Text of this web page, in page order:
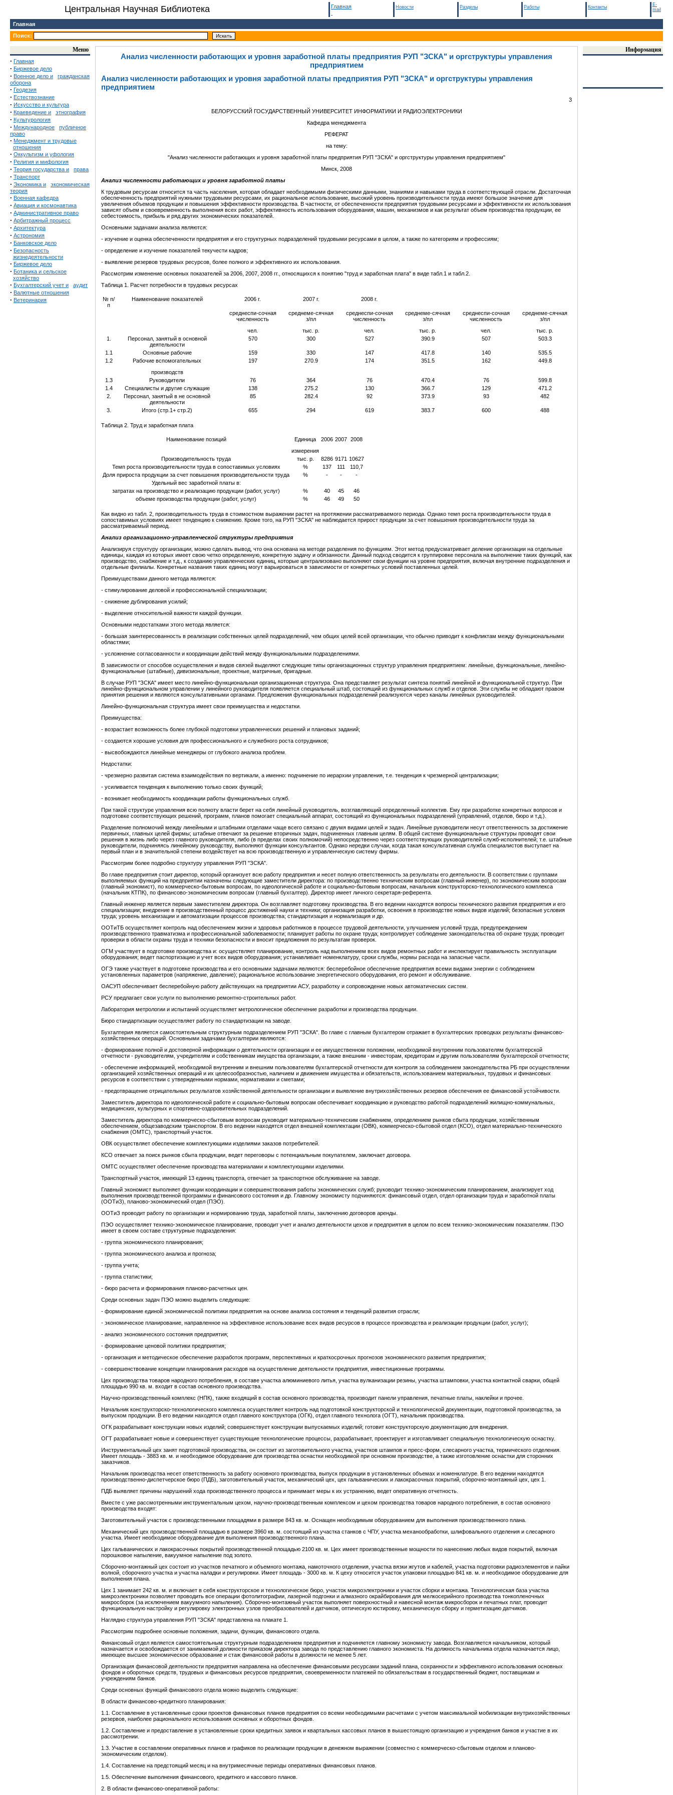
Центральная Научная Библиотека Главная Новости Разделы Работы Контакты
E-
mail
Главная
Поиск:
Меню
· Главная
· Биржевое дело
· Военное дело и
гражданская
оборона
· Геодезия
· Естествознание
· Искусство и культура
· Краеведение и этнография
· Культурология
· Международное
публичное
право
· Менеджмент и трудовые
отношения
· Оккультизм и уфология
· Религия и мифология
· Теория государства и права
· Транспорт
· Экономика и
экономическая
теория
· Военная кафедра
· Авиация и космонавтика
· Административное право
· Арбитражный процесс
· Архитектура
· Астрономия
· Банковское дело
· Безопасность
жизнедеятельности
· Биржевое дело
· Ботаника и сельское
хозяйство
· Бухгалтерский учет и аудит
· Валютные отношения
· Ветеринария
Анализ численности работающих и уровня заработной платы предприятия РУП "ЗСКА" и оргструктуры управления
предприятием
Анализ численности работающих и уровня заработной платы предприятия РУП "ЗСКА" и оргструктуры управления
предприятием
3
БЕЛОРУССКИЙ ГОСУДАРСТВЕННЫЙ УНИВЕРСИТЕТ ИНФОРМАТИКИ И РАДИОЭЛЕКТРОНИКИ
Кафедра менеджмента
РЕФЕРАТ
на тему:
"Анализ численности работающих и уровня заработной платы предприятия РУП "ЗСКА" и оргструктуры управления предприятием"
Минск, 2008
Анализ численности работающих и уровня заработной платы
К трудовым ресурсам относится та часть населения, которая обладает необходимыми физическими данными, знаниями и навыками труда в соответствующей отрасли. Достаточная
обеспеченность предприятий нужными трудовыми ресурсами, их рациональное использование, высокий уровень производительности труда имеют большое значение для
увеличения объемов продукции и повышения эффективности производства. В частности, от обеспеченности предприятия трудовыми ресурсами и эффективности их использования
зависят объем и своевременность выполнения всех работ, эффективность использования оборудования, машин, механизмов и как результат объем производства продукции, ее
себестоимость, прибыль и ряд других экономических показателей.
Основными задачами анализа являются:
- изучение и оценка обеспеченности предприятия и его структурных подразделений трудовыми ресурсами в целом, а также по категориям и профессиям;
- определение и изучение показателей текучести кадров;
- выявление резервов трудовых ресурсов, более полного и эффективного их использования.
Рассмотрим изменение основных показателей за 2006, 2007, 2008 гг., относящихся к понятию "труд и заработная плата" в виде табл.1 и табл.2.
Таблица 1. Расчет потребности в трудовых ресурсах
№ п/
п
Наименование показателей 2006 г. 2007 г. 2008 г.
среднеспи-сочная
численность
чел.
среднеме-сячная
з/пл
тыс. р.
среднеспи-сочная
численность
чел.
среднеме-сячная
з/пл
тыс. р.
среднеспи-сочная
численность
чел.
среднеме-сячная
з/пл
тыс. р.
1.
Персонал, занятый в основной
деятельности
570 300 527 390.9 507 503.3
1.1 Основные рабочие 159 330 147 417.8 140
535.5
1.2
Рабочие вспомогательных
производств
197 270.9 174 351.5 162 449.8
1.3 Руководители 76 364 76 470.4 76
599.8
1.4
Специалисты и другие служащие 138 275.2 130 366.7 129
471.2
2.
Персонал, занятый в не основной
деятельности
85 282.4 92 373.9 93 482
3. Итого (стр.1+ стр.2) 655 294 619 383.7 600 488
Таблица 2. Труд и заработная плата
Наименование позиций
Единица
измерения
2006 2007 2008
Производительность труда тыс. р. 8286 9171 10627
Темп роста производительности труда в сопоставимых условиях
% 137 111
110,7
Доля прироста продукции за счет повышения производительности труда
% - -
-
Удельный вес заработной платы в:
затратах на производство и реализацию продукции (работ, услуг)
% 40 45
46
объеме производства продукции (работ, услуг)
% 46 49 50
Как видно из табл. 2, производительность труда в стоимостном выражении растет на протяжении рассматриваемого периода. Однако темп роста производительности труда в
сопоставимых условиях имеет тенденцию к снижению. Кроме того, на РУП "ЗСКА" не наблюдается прирост продукции за счет повышения производительности труда за
рассматриваемый период.
Анализ организационно-управленческой структуры предприятия
Анализируя структуру организации, можно сделать вывод, что она основана на методе разделения по функциям. Этот метод предусматривает деление организации на отдельные
единицы, каждая из которых имеет свою четко определенную, конкретную задачу и обязанности. Данный подход сводится к группировке персонала на выполнение таких функций, как
производство, снабжение и т.д., к созданию управленческих единиц, которые централизовано выполняют свои функции на уровне предприятия, включая внутренние подразделения и
отдельные филиалы. Конкретные названия таких единиц могут варьироваться в зависимости от конкретных условий поставленных целей.
Преимуществами данного метода являются:
- стимулирование деловой и профессиональной специализации;
- снижение дублирования усилий;
- выделение относительной важности каждой функции.
Основными недостатками этого метода является:
- большая заинтересованность в реализации собственных целей подразделений, чем общих целей всей организации, что обычно приводит к конфликтам между функциональными
областями;
- усложнение согласованности и координации действий между функциональными подразделениями.
В зависимости от способов осуществления и видов связей выделяют следующие типы организационных структур управления предприятием: линейные, функциональные, линейно-
функциональные (штабные), дивизиональные, проектные, матричные, бригадные.
В случае РУП "ЗСКА" имеет место линейно-функциональная организационная структура. Она представляет результат синтеза понятий линейной и функциональной структур. При
линейно-функциональном управлении у линейного руководителя появляется специальный штаб, состоящий из функциональных служб и отделов. Эти службы не обладают правом
принятия решения и являются консультативными органами. Предложения функциональных подразделений реализуются через каналы линейных руководителей.
Линейно-функциональная структура имеет свои преимущества и недостатки.
Преимущества:
- возрастает возможность более глубокой подготовки управленческих решений и плановых заданий;
- создаются хорошие условия для профессионального и служебного роста сотрудников;
- высвобождаются линейные менеджеры от глубокого анализа проблем.
Недостатки:
- чрезмерно развитая система взаимодействия по вертикали, а именно: подчинение по иерархии управления, т.е. тенденция к чрезмерной централизации;
- усиливается тенденция к выполнению только своих функций;
- возникает необходимость координации работы функциональных служб.
При такой структуре управления всю полноту власти берет на себя линейный руководитель, возглавляющий определенный коллектив. Ему при разработке конкретных вопросов и
подготовке соответствующих решений, программ, планов помогает специальный аппарат, состоящий из функциональных подразделений (управлений, отделов, бюро и т.д.).
Разделение полномочий между линейными и штабными отделами чаще всего связано с двумя видами целей и задач. Линейные руководители несут ответственность за достижение
первичных, главных целей фирмы; штабные отвечают за решение вторичных задач, подчиненных главным целям. В общей системе функциональные структуры проводят свои
решения в жизнь либо через главного руководителя, либо (в пределах своих полномочий) непосредственно через соответствующих руководителей служб-исполнителей; т.е. штабные
руководители, подчиняясь линейному руководству, выполняют функции консультантов. Однако нередки случаи, когда такая консультативная служба специалистов выступает на
первый план и в значительной степени воздействует на всю производственную и управленческую систему фирмы.
Рассмотрим более подробно структуру управления РУП "ЗСКА".
Во главе предприятия стоит директор, который организует всю работу предприятия и несет полную ответственность за результаты его деятельности. В соответствии с группами
выполняемых функций на предприятии назначены следующие заместители директора: по производственно техническим вопросам (главный инженер), по экономическим вопросам
(главный экономист), по коммерческо-бытовым вопросам, по идеологической работе и социально-бытовым вопросам, начальник конструкторско-технологического комплекса
(начальник КТПК), по финансово-экономическим вопросам (главный бухгалтер). Директор имеет личного секретаря-референта.
Главный инженер является первым заместителем директора. Он возглавляет подготовку производства. В его ведении находятся вопросы технического развития предприятия и его
специализации; внедрение в производственный процесс достижений науки и техники; организация разработки, освоения в производстве новых видов изделий; безопасные условия
труда; уровень механизации и автоматизации процессов производства; стандартизация и нормализация и др.
ООТиТБ осуществляет контроль над обеспечением жизни и здоровья работников в процессе трудовой деятельности, улучшением условий труда, предупреждением
производственного травматизма и профессиональной заболеваемости; планирует работы по охране труда; контролирует соблюдение законодательства об охране труда; проводит
проверки в области охраны труда и техники безопасности и вносит предложения по результатам проверок.
ОГМ участвует в подготовке производства и: осуществляет планирование, контроль над выполнением всех видов ремонтных работ и инспектирует правильность эксплуатации
оборудования; ведет паспортизацию и учет всех видов оборудования; устанавливает номенклатуру, сроки службы, нормы расхода на запасные части.
ОГЭ также участвует в подготовке производства и его основными задачами являются: бесперебойное обеспечение предприятия всеми видами энергии с соблюдением
установленных параметров (напряжение, давление); рациональное использование энергетического оборудования, его ремонт и обслуживание.
ОАСУП обеспечивает бесперебойную работу действующих на предприятии АСУ, разработку и сопровождение новых автоматических систем.
РСУ предлагает свои услуги по выполнению ремонтно-строительных работ.
Лаборатория метрологии и испытаний осуществляет метрологическое обеспечение разработки и производства продукции.
Бюро стандартизации осуществляет работу по стандартизации на заводе.
Бухгалтерия является самостоятельным структурным подразделением РУП "ЗСКА". Во главе с главным бухгалтером отражает в бухгалтерских проводках результаты финансово-
хозяйственных операций. Основными задачами бухгалтерии являются:
- формирование полной и достоверной информации о деятельности организации и ее имущественном положении, необходимой внутренним пользователям бухгалтерской
отчетности - руководителям, учредителям и собственникам имущества организации, а также внешним - инвесторам, кредиторам и другим пользователям бухгалтерской отчетности;
- обеспечение информацией, необходимой внутренним и внешним пользователям бухгалтерской отчетности для контроля за соблюдением законодательства РБ при осуществлении
организацией хозяйственных операций и их целесообразностью, наличием и движением имущества и обязательств, использованием материальных, трудовых и финансовых
ресурсов в соответствии с утвержденными нормами, нормативами и сметами;
- предотвращение отрицательных результатов хозяйственной деятельности организации и выявление внутрихозяйственных резервов обеспечения ее финансовой устойчивости.
Заместитель директора по идеологической работе и социально-бытовым вопросам обеспечивает координацию и руководство работой подразделений жилищно-коммунальных,
медицинских, культурных и спортивно-оздоровительных подразделений.
Заместитель директора по коммерческо-сбытовым вопросам руководит материально-техническим снабжением, определением рынков сбыта продукции, хозяйственным
обеспечением, общезаводским транспортом. В его ведении находятся отдел внешней комплектации (ОВК), коммерческо-сбытовой отдел (КСО), отдел материально-технического
снабжения (ОМТС), транспортный участок.
ОВК осуществляет обеспечение комплектующими изделиями заказов потребителей.
КСО отвечает за поиск рынков сбыта продукции, ведет переговоры с потенциальным покупателем, заключает договора.
ОМТС осуществляет обеспечение производства материалами и комплектующими изделиями.
Транспортный участок, имеющий 13 единиц транспорта, отвечает за транспортное обслуживание на заводе.
Главный экономист выполняет функции координации и совершенствования работы экономических служб; руководит технико-экономическим планированием, анализирует ход
выполнения производственной программы и финансового состояния и др. Главному экономисту подчиняются: финансовый отдел, отдел организации труда и заработной платы
(ООТиЗ), планово-экономический отдел (ПЭО).
ООТиЗ проводит работу по организации и нормированию труда, заработной платы, заключению договоров аренды.
ПЭО осуществляет технико-экономическое планирование, проводит учет и анализ деятельности цехов и предприятия в целом по всем технико-экономическим показателям. ПЭО
имеет в своем составе структурные подразделения:
- группа экономического планирования;
- группа экономического анализа и прогноза;
- группа учета;
- группа статистики;
- бюро расчета и формирования планово-расчетных цен.
Среди основных задач ПЭО можно выделить следующие:
- формирование единой экономической политики предприятия на основе анализа состояния и тенденций развития отрасли;
- экономическое планирование, направленное на эффективное использование всех видов ресурсов в процессе производства и реализации продукции (работ, услуг);
- анализ экономического состояния предприятия;
- формирование ценовой политики предприятия;
- организация и методическое обеспечение разработок программ, перспективных и краткосрочных прогнозов экономического развития предприятия;
- совершенствование концепции планирования расходов на осуществление деятельности предприятия, инвестиционные программы.
Цех производства товаров народного потребления, в составе участка алюминиевого литья, участка вулканизации резины, участка штамповки, участка контактной сварки, общей
площадью 990 кв. м. входит в состав основного производства.
Научно-производственный комплекс (НПК), также входящий в состав основного производства, производит панели управления, печатные платы, наклейки и прочее.
Начальник конструкторско-технологического комплекса осуществляет контроль над подготовкой конструкторской и технологической документации, подготовкой производства, за
выпуском продукции. В его ведении находятся отдел главного конструктора (ОГК), отдел главного технолога (ОГТ), начальник производства.
ОГК разрабатывает конструкции новых изделий; совершенствует конструкции выпускаемых изделий; готовит конструкторскую документацию для внедрения.
ОГТ разрабатывает новые и совершенствует существующие технологические процессы, разрабатывает, проектирует и изготавливает специальную технологическую оснастку.
Инструментальный цех занят подготовкой производства, он состоит из заготовительного участка, участков штампов и пресс-форм, слесарного участка, термического отделения.
Имеет площадь - 3883 кв. м. и необходимое оборудование для производства оснастки необходимой при основном производстве, а также изготовление оснастки для сторонних
заказчиков.
Начальник производства несет ответственность за работу основного производства, выпуск продукции в установленных объемах и номенклатуре. В его ведении находятся
производственно-диспетчерское бюро (ПДБ), заготовительный участок, механический цех, цех гальванических и лакокрасочных покрытий, сборочно-монтажный цех, цех 1.
ПДБ выявляет причины нарушений хода производственного процесса и принимает меры к их устранению, ведет оперативную отчетность.
Вместе с уже рассмотренными инструментальным цехом, научно-производственным комплексом и цехом производства товаров народного потребления, в состав основного
производства входят:
Заготовительный участок с производственными площадями в размере 843 кв. м. Оснащен необходимым оборудованием для выполнения производственного плана.
Механический цех производственной площадью в размере 3960 кв. м. состоящий из участка станков с ЧПУ, участка механообработки, шлифовального отделения и слесарного
участка. Имеет необходимое оборудование для выполнения производственного плана.
Цех гальванических и лакокрасочных покрытий производственной площадью 2100 кв. м. Цех имеет производственные мощности по нанесению любых видов покрытий, включая
порошковое напыление, вакуумное напыление под золото.
Сборочно-монтажный цех состоит из участков печатного и объемного монтажа, намоточного отделения, участка вязки жгутов и кабелей, участка подготовки радиоэлементов и пайки
волной, сборочного участка и участка наладки и регулировки. Имеет площадь - 3000 кв. м. К цеху относится участок упаковки площадью 841 кв. м. и необходимое оборудование для
выполнения плана.
Цех 1 занимает 242 кв. м. и включает в себя конструкторское и технологическое бюро, участок микроэлектроники и участок сборки и монтажа. Технологическая база участка
микроэлектроники позволяет проводить все операции фотолитографии, лазерной подгонки и алмазного окрайбирования для мелкосерийного производства тонкопленочных
микросборок (за исключением вакуумного напыления). Сборочно-монтажный участок выполняет поверхностный и навесной монтаж микросборок и печатных плат, проводит
функциональную настройку и регулировку электронных узлов преобразователей и датчиков, оптическую юстировку, механическую сборку и герметизацию датчиков.
Наглядно структура управления РУП "ЗСКА" представлена на плакате 1.
Рассмотрим подробнее основные положения, задачи, функции, финансового отдела.
Финансовый отдел является самостоятельным структурным подразделением предприятия и подчиняется главному экономисту завода. Возглавляется начальником, который
назначается и освобождается от занимаемой должности приказом директора завода по представлению главного экономиста. На должность начальника отдела назначается лицо,
имеющее высшее экономическое образование и стаж финансовой работы в должности не менее 5 лет.
Организация финансовой деятельности предприятия направлена на обеспечение финансовыми ресурсами заданий плана, сохранности и эффективного использования основных
фондов и оборотных средств, трудовых и финансовых ресурсов предприятия, своевременности платежей по обязательствам в государственный бюджет, поставщикам и
учреждениям банков.
Среди основных функций финансового отдела можно выделить следующие:
В области финансово-кредитного планирования:
1.1. Составление в установленные сроки проектов финансовых планов предприятия со всеми необходимыми расчетами с учетом максимальной мобилизации внутрихозяйственных
резервов, наиболее рационального использования основных и оборотных фондов.
1.2. Составление и предоставление в установленные сроки кредитных заявок и квартальных кассовых планов в вышестоящую организацию и учреждения банков и участие в их
рассмотрении.
1.3. Участие в составлении оперативных планов и графиков по реализации продукции в денежном выражении (совместно с коммерческо-сбытовым отделом и планово-
экономическим отделом).
1.4. Составление на предстоящий месяц и на внутримесячные периоды оперативных финансовых планов.
1.5. Обеспечение выполнения финансового, кредитного и кассового планов.
2. В области финансово-оперативной работы:
Информация